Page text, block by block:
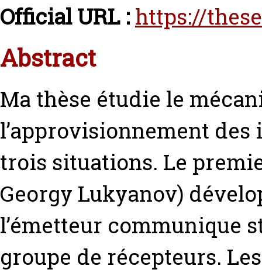
Official URL : https://
Abstract
Ma thèse étudie le
l’approvisionnement
trois situations. Le
Georgy Lukyanov)
l’émetteur communique
groupe de récepteurs.